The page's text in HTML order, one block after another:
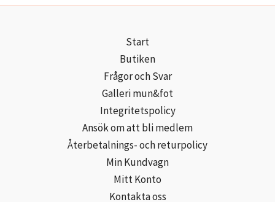
Start
Butiken
Frågor och Svar
Galleri mun&fot
Integritetspolicy
Ansök om att bli medlem
Återbetalnings- och returpolicy
Min Kundvagn
Mitt Konto
Kontakta oss